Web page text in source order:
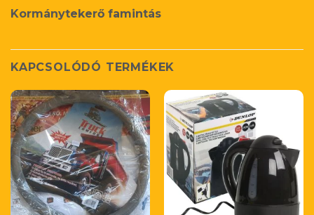
Kormánytekerő famintás
KAPCSOLÓDÓ TERMÉKEK